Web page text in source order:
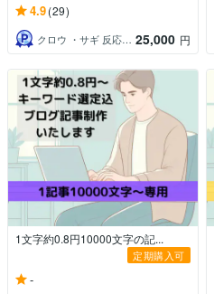
4.9(29)
クロウ ・サギ 反応集動画・記事制作 25,000 円
1文字約0.8円10000文字の記...
定期購入可
-